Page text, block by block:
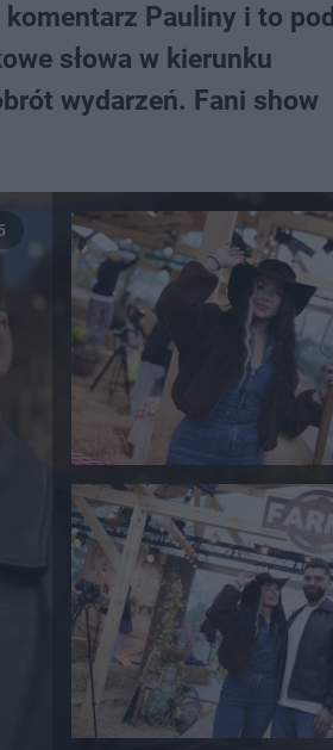
Pauliny i to pod
słowa w kierunku
wydarzeń. Fani show